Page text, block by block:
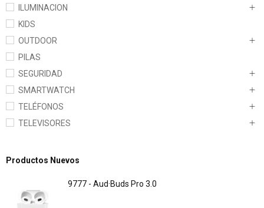
ILUMINACION
KIDS
OUTDOOR
PILAS
SEGURIDAD
SMARTWATCH
TELÉFONOS
TELEVISORES
Productos Nuevos
9777 - Aud·Buds Pro 3.0